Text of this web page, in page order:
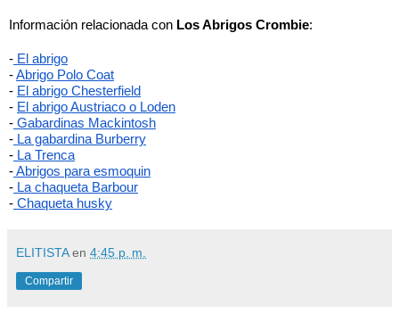
Información relacionada con Los Abrigos Crombie:
- El abrigo
-Abrigo Polo Coat
- El abrigo Chesterfield
- El abrigo Austriaco o Loden
- Gabardinas Mackintosh
- La gabardina Burberry
- La Trenca
- Abrigos para esmoquin
- La chaqueta Barbour
- Chaqueta husky
ELITISTA en 4:45 p. m.
Compartir